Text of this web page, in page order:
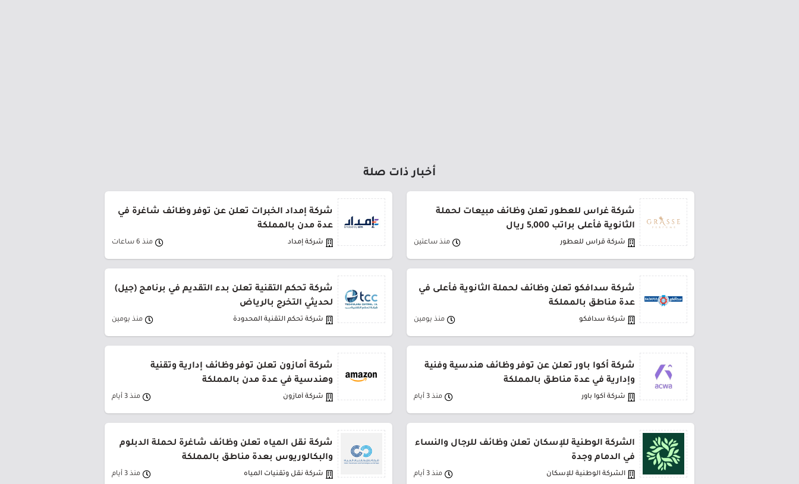
أخبار ذات صلة
شركة غراس للعطور تعلن وظائف مبيعات لحملة
الثانوية فأعلى براتب 5,000 ريال
شركة قراس للعطور منذ ساعتين
شركة إمداد الخبرات تعلن عن توفر وظائف شاغرة في
عدة مدن بالمملكة
شركة إمداد منذ 6 ساعات
شركة سدافكو تعلن وظائف لحملة الثانوية فأعلى في
عدة مناطق بالمملكة
شركة سدافكو منذ يومين
شركة تحكم التقنية تعلن بدء التقديم في برنامج (جيل)
لحديثي التخرج بالرياض
شركة تحكم التقنية المحدودة منذ يومين
شركة أكوا باور تعلن عن توفر وظائف هندسية وفنية
وإدارية في عدة مناطق بالمملكة
شركة أكوا باور منذ 3 أيام
شركة أمازون تعلن توفر وظائف إدارية وتقنية
وهندسية في عدة مدن بالمملكة
شركة أمازون منذ 3 أيام
الشركة الوطنية للإسكان تعلن وظائف للرجال والنساء
في الدمام وجدة
الشركة الوطنية للإسكان منذ 3 أيام
شركة نقل المياه تعلن وظائف شاغرة لحملة الدبلوم
والبكالوريوس بعدة مناطق بالمملكة
شركة نقل وتقنيات المياه منذ 3 أيام